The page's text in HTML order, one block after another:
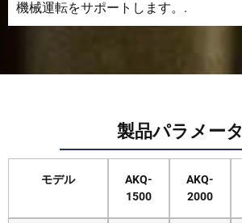
機械運転をサポートします。.
製品パラメータ
モデル
AKQ-
1500
AKQ-
2000